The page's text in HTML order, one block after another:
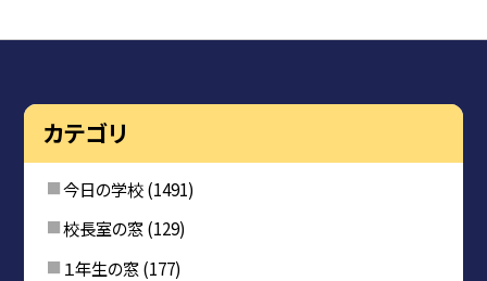
カテゴリ
今日の学校(1491)
校長室の窓(129)
１年生の窓(177)